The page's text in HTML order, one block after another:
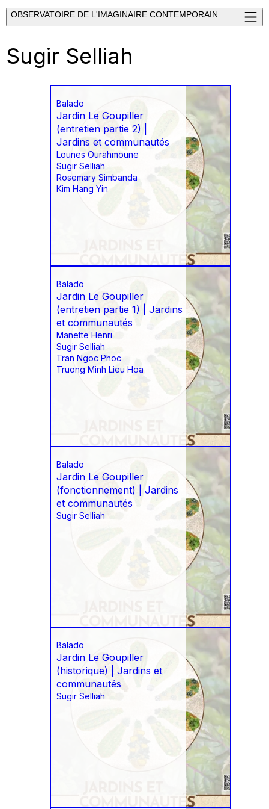
OBSERVATOIRE DE L'IMAGINAIRE CONTEMPORAIN
Sugir Selliah
Balado
Jardin Le Goupiller
(entretien partie 2) |
Jardins et communautés
Lounes Ourahmoune
Sugir Selliah
Rosemary Simbanda
Kim Hang Yin
Balado
Jardin Le Goupiller
(entretien partie 1) | Jardins
et communautés
Manette Henri
Sugir Selliah
Tran Ngoc Phoc
Truong Minh Lieu Hoa
Balado
Jardin Le Goupiller
(fonctionnement) | Jardins
et communautés
Sugir Selliah
Balado
Jardin Le Goupiller
(historique) | Jardins et
communautés
Sugir Selliah